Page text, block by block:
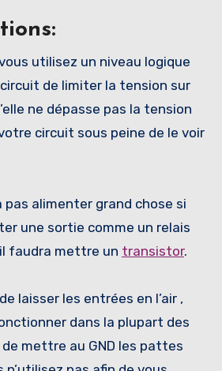
utilisez un niveau logique
de limiter la tension sur
ne dépasse pas la tension
circuit sous peine de le voir
pas alimenter grand chose si
une sortie comme un relais
faudra mettre un transistor.
laisser les entrées en l’air ,
dans la plupart des
de mettre au GND les pattes